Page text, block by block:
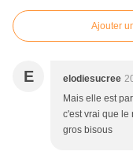
Ajouter
E elodiesucree
Mais elle est
c'est vrai que le
gros bisous